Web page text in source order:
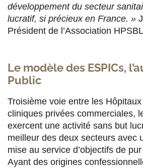
développement du secteur
lucratif, si précieux en France. »
Président de l’Association
Le modèle des ESPICs,
Public
Troisième voie entre les
cliniques privées commerciales,
exercent une activité sans but
meilleur des deux secteurs avec
mise au service d’objectifs de
Ayant des origines